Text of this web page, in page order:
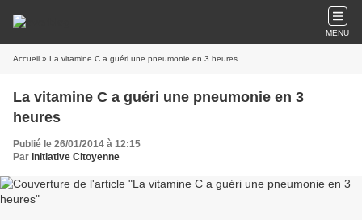
MENU
Accueil » La vitamine C a guéri une pneumonie en 3 heures
La vitamine C a guéri une pneumonie en 3
heures
Publié le 26/01/2014 à 12:15
Par Initiative Citoyenne